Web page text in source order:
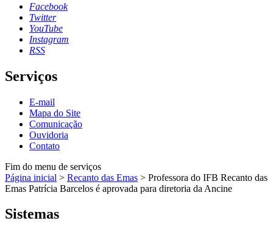
Facebook
Twitter
YouTube
Instagram
RSS
Serviços
E-mail
Mapa do Site
Comunicação
Ouvidoria
Contato
Fim do menu de serviços
Página inicial > Recanto das Emas > Professora do IFB Recanto das
Emas Patrícia Barcelos é aprovada para diretoria da Ancine
Sistemas